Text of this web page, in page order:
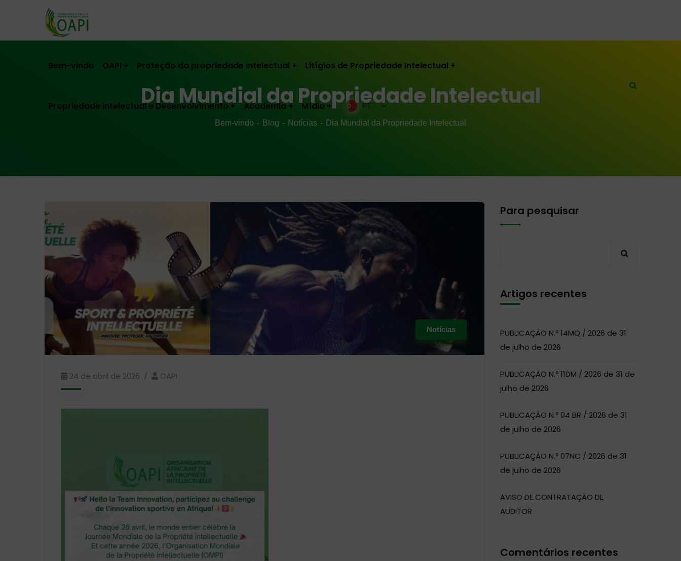
Bem-vindo OAPI Proteção da propriedade intelectual Litígios de Propriedade Intelectual
Propriedade Intelectual e Desenvolvimento Academia Mídia PT
Dia Mundial da Propriedade Intelectual
Bem-vindo Blog Notícias Dia Mundial da Propriedade Intelectual
Notícias
24 de abril de 2026 OAPI
Para pesquisar
Artigos recentes
PUBLICAÇÃO N.º 14MQ / 2026 de 31
de julho de 2026
PUBLICAÇÃO N.º 11DM / 2026 de 31 de
julho de 2026
PUBLICAÇÃO N.º 04 BR / 2026 de 31
de julho de 2026
PUBLICAÇÃO N.º 07NC / 2026 de 31
de julho de 2026
AVISO DE CONTRATAÇÃO DE
AUDITOR
Comentários recentes